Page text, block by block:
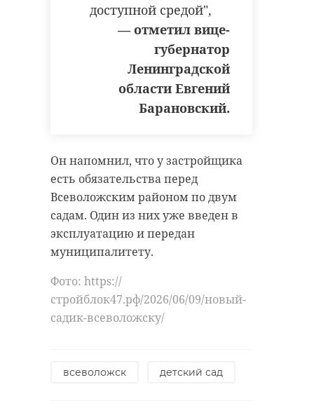
доступной средой",
— отметил вице-
губернатор
Ленинградской
области Евгений
Барановский.
Он напомнил, что у застройщика
есть обязательства перед
Всеволожским районом по двум
садам. Один из них уже введен в
эксплуатацию и передан
муниципалитету.
Фото: https://
стройблок47.рф/2026/06/09/новый-
садик-всеволожску/
всеволожск детский сад